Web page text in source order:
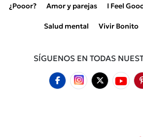
¿Pooor? Amor y parejas I Feel
Salud mental Vivir Bonito
SÍGUENOS EN TODAS